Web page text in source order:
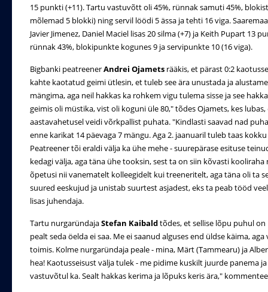
15 punkti (+11). Tartu vastuvõtt oli 45%, rünnak samuti 45%,
mõlemad 5 blokki) ning servil löödi 5 ässa ja tehti 16 viga.
Javier Jimenez, Daniel Maciel lisas 20 silma (+7) ja Keith Pupart 13
rünnak 43%, blokipunkte kogunes 9 ja servipunkte 10 (16 viga).
Bigbanki peatreenerAndrei Ojamets rääkis, et pärast 0:2
kahte kaotatud geimi ütlesin, et tuleb see ära unustada ja
mängima, aga neil hakkas ka rohkem vigu tulema sisse ja see
geimis oli müstika, vist oli koguni üle 80," tõdes Ojamets, kes
aastavahetusel veidi võrkpallist puhata. "Kindlasti saavad nad
enne karikat 14 päevaga 7 mängu. Aga 2. jaanuaril tuleb taas
Peatreener tõi eraldi välja ka ühe mehe - suurepärase esituse
kedagi välja, aga täna ühe tooksin, sest ta on siin kõvasti
õpetusi nii vanematelt kolleegidelt kui treeneritelt, aga täna oli ta
suured eeskujud ja unistab suurtest asjadest, eks ta peab tööd
lisas juhendaja.
Tartu nurgaründajaStefan Kaibaldtõdes, et sellise lõpu puhul
pealt seda öelda ei saa. Me ei saanud alguses end üldse käima,
toimis. Kolme nurgaründaja peale - mina, Märt (Tammearu) ja
hea! Kaotusseisust välja tulek - me pidime kuskilt juurde panema
vastuvõtul ka. Sealt hakkas kerima ja lõpuks keris ära,"